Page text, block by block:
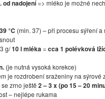
od nadojení=> mléko je možné
°C (min. 37) – při procesu sýření
g/10 l mléka=cca 1 polévková
(je nutná vysoká korekce)
je rozdrobení sraženiny na sýrové
zrno ještě 2 – 3 x (po 15 – 20
– nejlépe rukama